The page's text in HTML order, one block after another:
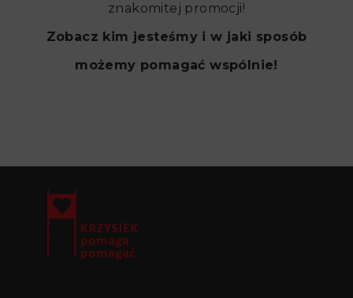
znakomitej promocji!
Zobacz kim jesteśmy i w jaki sposób
możemy pomagać wspólnie!